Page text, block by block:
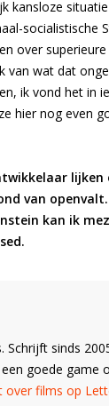
kansloze
socialistische
over
van wat dat
ik vond het in
hier nog even
van
kan ik
sinds
goede game
over films op